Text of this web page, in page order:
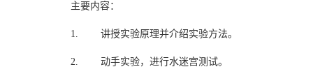
主要内容：
1. 讲授实验原理并介绍实验方法。
2. 动手实验，进行水迷宫测试。